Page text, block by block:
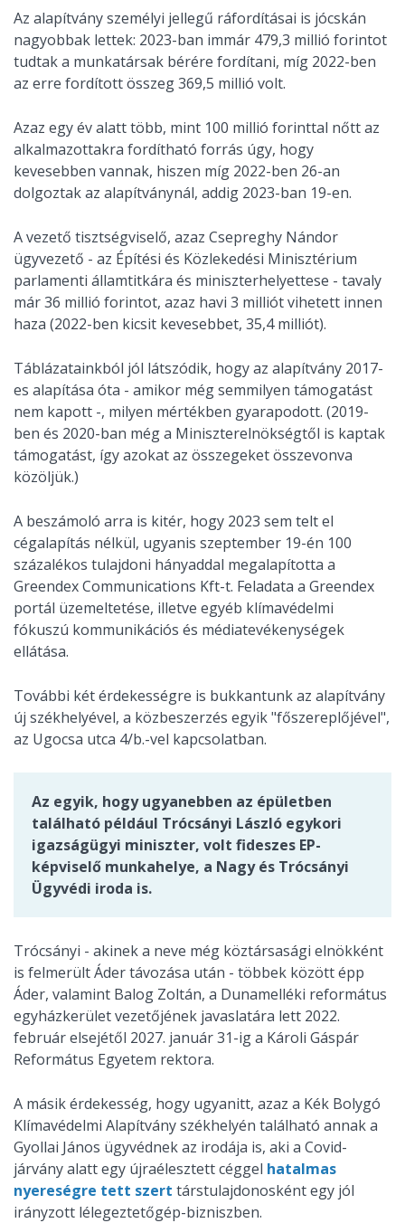
Az alapítvány személyi jellegű ráfordításai is jócskán
nagyobbak lettek: 2023-ban immár 479,3 millió forintot
tudtak a munkatársak bérére fordítani, míg 2022-ben
az erre fordított összeg 369,5 millió volt.
Azaz egy év alatt több, mint 100 millió forinttal nőtt az
alkalmazottakra fordítható forrás úgy, hogy
kevesebben vannak, hiszen míg 2022-ben 26-an
dolgoztak az alapítványnál, addig 2023-ban 19-en.
A vezető tisztségviselő, azaz Csepreghy Nándor
ügyvezető - az Építési és Közlekedési Minisztérium
parlamenti államtitkára és miniszterhelyettese - tavaly
már 36 millió forintot, azaz havi 3 milliót vihetett innen
haza (2022-ben kicsit kevesebbet, 35,4 milliót).
Táblázatainkból jól látszódik, hogy az alapítvány 2017-
es alapítása óta - amikor még semmilyen támogatást
nem kapott -, milyen mértékben gyarapodott. (2019-
ben és 2020-ban még a Miniszterelnökségtől is kaptak
támogatást, így azokat az összegeket összevonva
közöljük.)
A beszámoló arra is kitér, hogy 2023 sem telt el
cégalapítás nélkül, ugyanis szeptember 19-én 100
százalékos tulajdoni hányaddal megalapította a
Greendex Communications Kft-t. Feladata a Greendex
portál üzemeltetése, illetve egyéb klímavédelmi
fókuszú kommunikációs és médiatevékenységek
ellátása.
További két érdekességre is bukkantunk az alapítvány
új székhelyével, a közbeszerzés egyik "főszereplőjével",
az Ugocsa utca 4/b.-vel kapcsolatban.
Az egyik, hogy ugyanebben az épületben
található például Trócsányi László egykori
igazságügyi miniszter, volt fideszes EP-
képviselő munkahelye, a Nagy és Trócsányi
Ügyvédi iroda is.
Trócsányi - akinek a neve még köztársasági elnökként
is felmerült Áder távozása után - többek között épp
Áder, valamint Balog Zoltán, a Dunamelléki református
egyházkerület vezetőjének javaslatára lett 2022.
február elsejétől 2027. január 31-ig a Károli Gáspár
Református Egyetem rektora.
A másik érdekesség, hogy ugyanitt, azaz a Kék Bolygó
Klímavédelmi Alapítvány székhelyén található annak a
Gyollai János ügyvédnek az irodája is, aki a Covid-
járvány alatt egy újraélesztett céggel hatalmas
nyereségre tett szert társtulajdonosként egy jól
irányzott lélegeztetőgép-bizniszben.